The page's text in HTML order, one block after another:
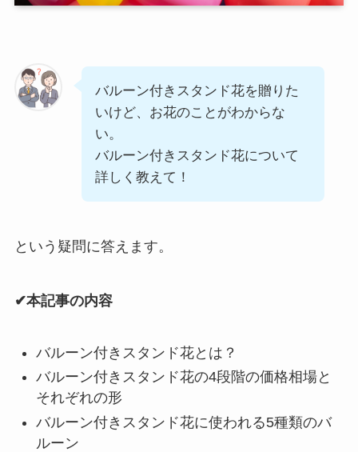
バルーン付きスタンド花を贈りた
いけど、お花のことがわからな
い。
バルーン付きスタンド花について
詳しく教えて！
という疑問に答えます。
✔本記事の内容
バルーン付きスタンド花とは？
バルーン付きスタンド花の4段階の価格相場と
それぞれの形
バルーン付きスタンド花に使われる5種類のバ
ルーン